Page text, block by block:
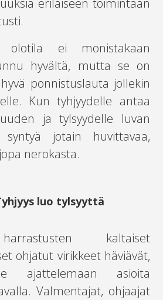
olotila ei monistakaan
hyvältä, mutta se on
ponnistuslauta jollekin
Kun tyhjyydelle antaa
ja tylsyydelle luvan
jotain huvittavaa,
nerokasta.
luo tylsyyttä
kaltaiset
ohjatut virikkeet häviävät,
ajattelemaan asioita
Valmentajat, ohjaajat